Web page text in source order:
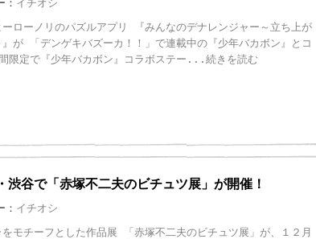
イチオシ
ーローノリのパズルアプリ 『みんなのデナレンジャー～立ち上が
』が 「デンゲキバズーカ！！」で連載中の『少年バカボン』とコ
限定で『少年バカボン』コラボステー ...続きを読む
渋谷で「赤塚不二夫のビチュツ展」が開催！
イチオシ
モチーフとした作品展 「赤塚不二夫のビチュツ展」が、１２月